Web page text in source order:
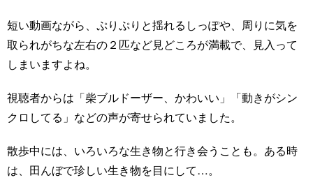
短い動画ながら、ぷりぷりと揺れるしっぽや、周りに気を
取られがちな左右の２匹など見どころが満載で、見入って
しまいますよね。
視聴者からは「柴ブルドーザー、かわいい」「動きがシン
クロしてる」などの声が寄せられていました。
散歩中には、いろいろな生き物と行き会うことも。ある時
は、田んぼで珍しい生き物を目にして…。